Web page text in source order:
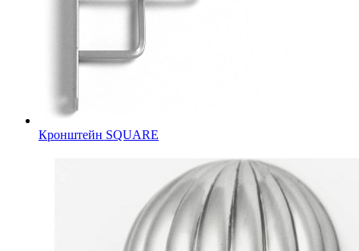
Кронштейн SQUARE